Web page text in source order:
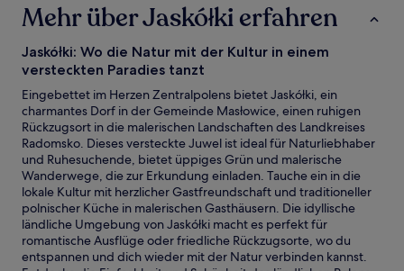
Mehr über Jaskółki erfahren
Jaskółki: Wo die Natur mit der Kultur in einem
versteckten Paradies tanzt
Eingebettet im Herzen Zentralpolens bietet Jaskółki, ein
charmantes Dorf in der Gemeinde Masłowice, einen ruhigen
Rückzugsort in die malerischen Landschaften des Landkreises
Radomsko. Dieses versteckte Juwel ist ideal für Naturliebhaber
und Ruhesuchende, bietet üppiges Grün und malerische
Wanderwege, die zur Erkundung einladen. Tauche ein in die
lokale Kultur mit herzlicher Gastfreundschaft und traditioneller
polnischer Küche in malerischen Gasthäusern. Die idyllische
ländliche Umgebung von Jaskółki macht es perfekt für
romantische Ausflüge oder friedliche Rückzugsorte, wo du
entspannen und dich wieder mit der Natur verbinden kannst.